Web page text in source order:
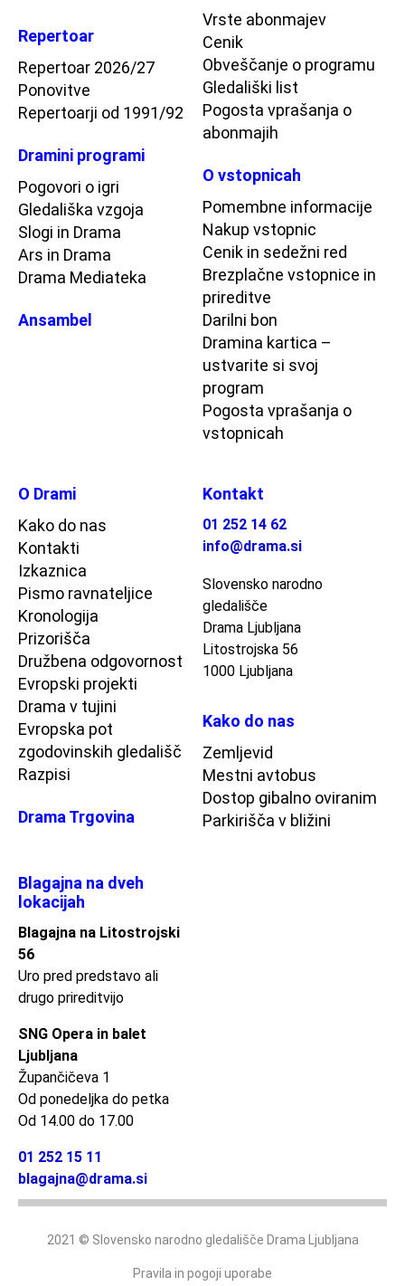
Repertoar
Repertoar 2026/27
Ponovitve
Repertoarji od 1991/92
Dramini programi
Pogovori o igri
Gledališka vzgoja
Slogi in Drama
Ars in Drama
Drama Mediateka
Ansambel
Vrste abonmajev
Cenik
Obveščanje o programu
Gledališki list
Pogosta vprašanja o
abonmajih
O vstopnicah
Pomembne informacije
Nakup vstopnic
Cenik in sedežni red
Brezplačne vstopnice in
prireditve
Darilni bon
Dramina kartica –
ustvarite si svoj
program
Pogosta vprašanja o
vstopnicah
O Drami
Kako do nas
Kontakti
Izkaznica
Pismo ravnateljice
Kronologija
Prizorišča
Družbena odgovornost
Evropski projekti
Drama v tujini
Evropska pot
zgodovinskih gledališč
Razpisi
Drama Trgovina
Kontakt
01 252 14 62
info@drama.si
Slovensko narodno
gledališče
Drama Ljubljana
Litostrojska 56
1000 Ljubljana
Kako do nas
Zemljevid
Mestni avtobus
Dostop gibalno oviranim
Parkirišča v bližini
Blagajna na dveh
lokacijah
Blagajna na Litostrojski
56
Uro pred predstavo ali
drugo prireditvijo
SNG Opera in balet
Ljubljana
Župančičeva 1
Od ponedeljka do petka
Od 14.00 do 17.00
01 252 15 11
blagajna@drama.si
2021 © Slovensko narodno gledališče Drama Ljubljana
Pravila in pogoji uporabe